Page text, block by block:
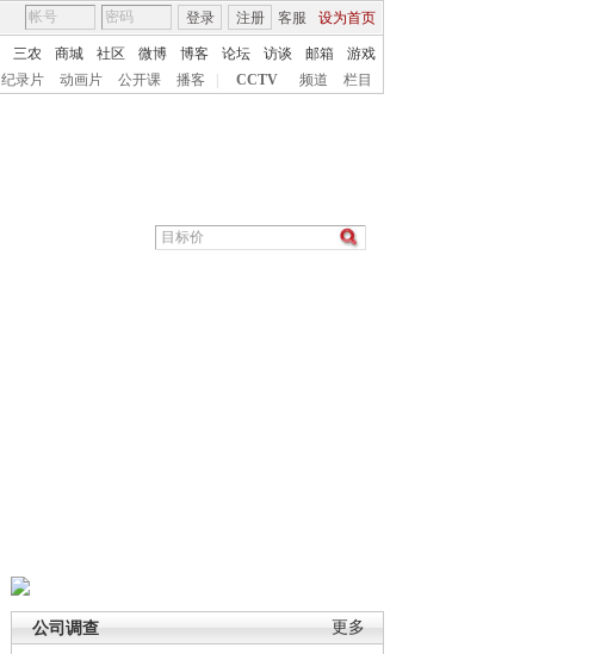
客服 设为首页
登录 注册
三农 商城 社区 微博 博客 论坛 访谈 邮箱
游戏
纪录片 动画片 公开课 播客 CCTV 频道 栏目
更多
公司调查